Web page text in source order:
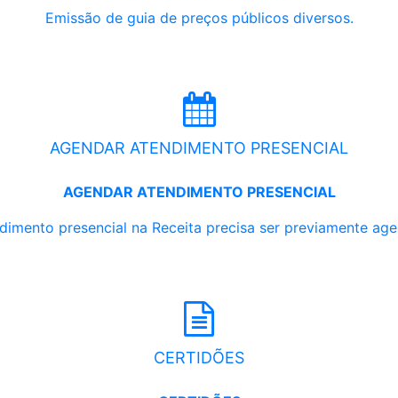
Emissão de guia de preços públicos diversos.
AGENDAR ATENDIMENTO PRESENCIAL
AGENDAR ATENDIMENTO PRESENCIAL
presencial na Receita precisa ser previamente
CERTIDÕES